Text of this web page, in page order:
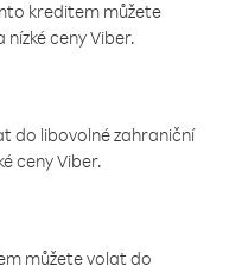
kreditem můžete
ceny Viber.
do libovolné zahraniční
ceny Viber.
můžete volat do